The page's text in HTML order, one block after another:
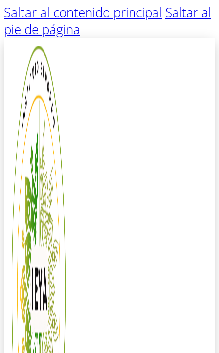
Saltar al contenido principal Saltar al
pie de página